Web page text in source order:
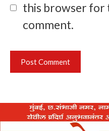
this browser for
comment.